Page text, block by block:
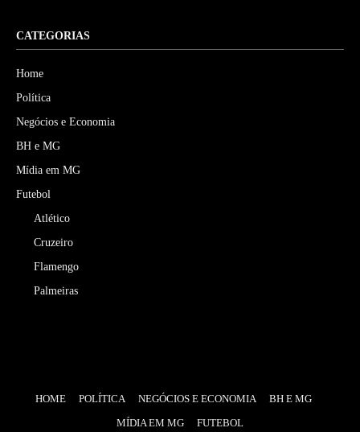
CATEGORIAS
Home
Política
Negócios e Economia
BH e MG
Mídia em MG
Futebol
Atlético
Cruzeiro
Flamengo
Palmeiras
HOME POLÍTICA NEGÓCIOS E ECONOMIA
BH E MG
MÍDIA EM MG
FUTEBOL